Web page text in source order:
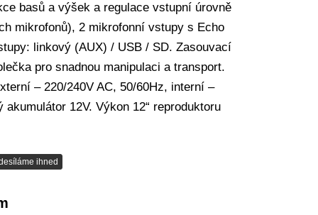
basů a výšek a regulace vstupní úrovně
mikrofonů), 2 mikrofonní vstupy s Echo
linkový (AUX) / USB / SD. Zasouvací
pro snadnou manipulaci a transport.
– 220/240V AC, 50/60Hz, interní –
akumulátor 12V. Výkon 12“ reproduktoru
ihned